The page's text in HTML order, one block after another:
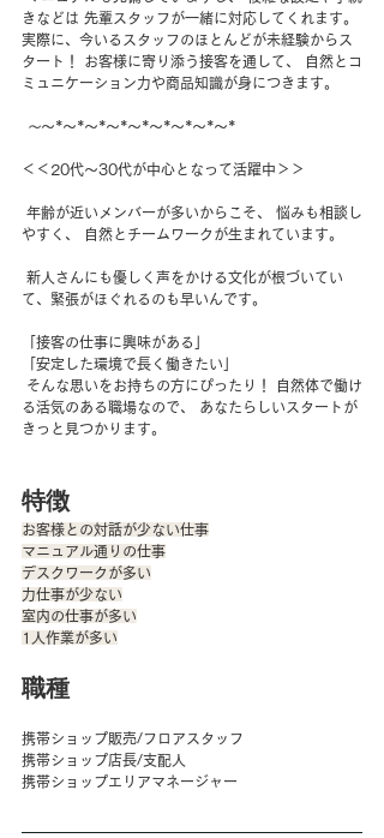
きなどは 先輩スタッフが一緒に対応してくれます。
実際に、今いるスタッフのほとんどが未経験からス
タート！ お客様に寄り添う接客を通して、 自然とコ
ミュニケーション力や商品知識が身につきます。
～～*～*～*～*～*～*～*～*～*
＜＜20代〜30代が中心となって活躍中＞＞
やすく、 自然とチームワークが生まれています。
て、緊張がほぐれるのも早いんです。
「接客の仕事に興味がある」
「安定した環境で長く働きたい」
る活気のある職場なので、 あなたらしいスタートが
きっと見つかります。
特徴
お客様との対話が少ない仕事
マニュアル通りの仕事
デスクワークが多い
力仕事が少ない
室内の仕事が多い
1人作業が多い
職種
携帯ショップ販売/フロアスタッフ
携帯ショップ店長/支配人
携帯ショップエリアマネージャー